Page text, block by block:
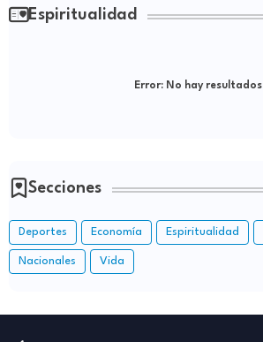
Espiritualidad
Error:No hay resultados
Secciones
Deportes Economía Espiritualidad
Nacionales Vida